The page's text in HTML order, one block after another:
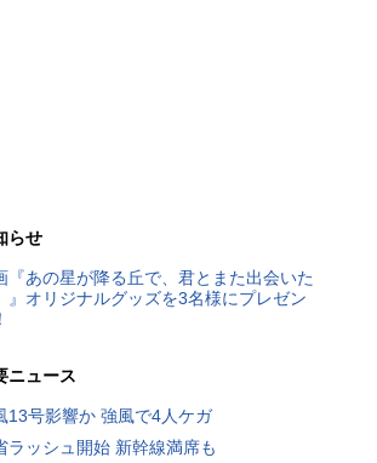
らせ
『あの星が降る丘で、君とまた出会いた
』オリジナルグッズを3名様にプレゼン
ニュース
13号影響か 強風で4人ケガ
ラッシュ開始 新幹線満席も